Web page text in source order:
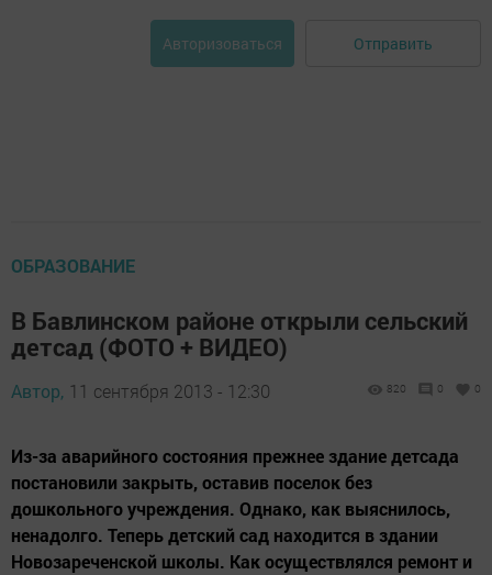
Авторизоваться Отправить
ОБРАЗОВАНИЕ
В Бавлинском районе открыли сельский
детсад (ФОТО + ВИДЕО)
Автор, 11 сентября 2013 - 12:30 820 0 0
Из-за аварийного состояния прежнее здание детсада
постановили закрыть, оставив поселок без
дошкольного учреждения. Однако, как выяснилось,
ненадолго. Теперь детский сад находится в здании
Новозареченской школы. Как осуществлялся ремонт и